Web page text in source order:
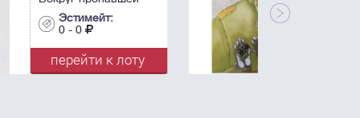
перейти к лоту